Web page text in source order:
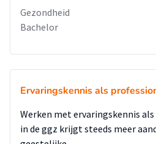
Gezondheid
Bachelor
Ervaringskennis als
Werken met ervaringskennis
in de ggz krijgt steeds meer